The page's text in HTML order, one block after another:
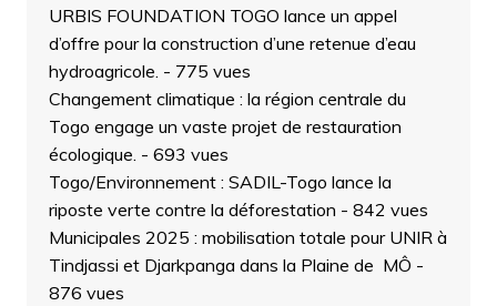
URBIS FOUNDATION TOGO lance un appel
d’offre pour la construction d’une retenue d’eau
hydroagricole. - 775 vues
Changement climatique : la région centrale du
Togo engage un vaste projet de restauration
écologique. - 693 vues
Togo/Environnement : SADIL-Togo lance la
riposte verte contre la déforestation - 842 vues
Municipales 2025 : mobilisation totale pour UNIR à
Tindjassi et Djarkpanga dans la Plaine de MÔ -
876 vues